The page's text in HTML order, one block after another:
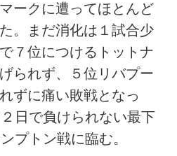
ークに遭ってほとんど
。まだ消化は１試合少
７位につけるトットナ
られず、５位リバプー
ずに痛い敗戦となっ
日で負けられない最下
プトン戦に臨む。